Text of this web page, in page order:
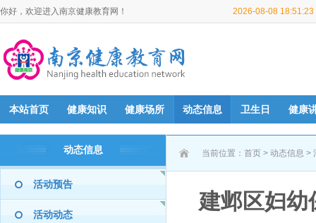
你好，欢迎进入南京健康教育网！ 2026-08-08 18:51:23
本站首页 健康知识 健康场所 动态信息 卫生日 健康
动态信息
活动预告
活动动态
当前位置： 首页 > 动态信息 >
建邺区妇幼